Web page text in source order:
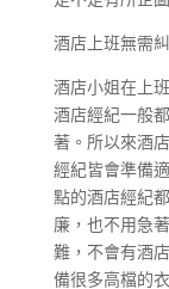
酒店上班無需
酒店小姐在上
酒店經紀一般
著。所以來酒
經紀皆會準備
點的酒店經紀
廉，也不用急
難，不會有酒
備很多高檔的